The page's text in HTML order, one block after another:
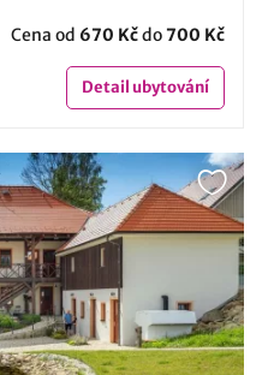
Cena od 670 Kčdo700 Kč
Detailubytování